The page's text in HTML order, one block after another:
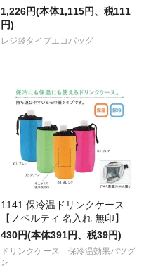
1,226円(本体1,115円、税111
円)
レジ袋タイプエコバッグ
1141 保冷温ドリンクケース
【ノベルティ 名入れ 無印】
430円(本体391円、税39円)
ドリンクケース 保冷温効果バツグ
ン